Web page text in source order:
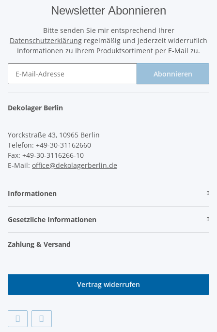
Newsletter Abonnieren
Bitte senden Sie mir entsprechend Ihrer
Datenschutzerklärung regelmäßig und jederzeit widerruflich
Informationen zu Ihrem Produktsortiment per E-Mail zu.
Abonnieren
Dekolager Berlin
Yorckstraße 43, 10965 Berlin
Telefon: +49-30-31162660
Fax: +49-30-3116266-10
E-Mail: office@dekolagerberlin.de
Informationen
Gesetzliche Informationen
Zahlung & Versand
Vertrag widerrufen